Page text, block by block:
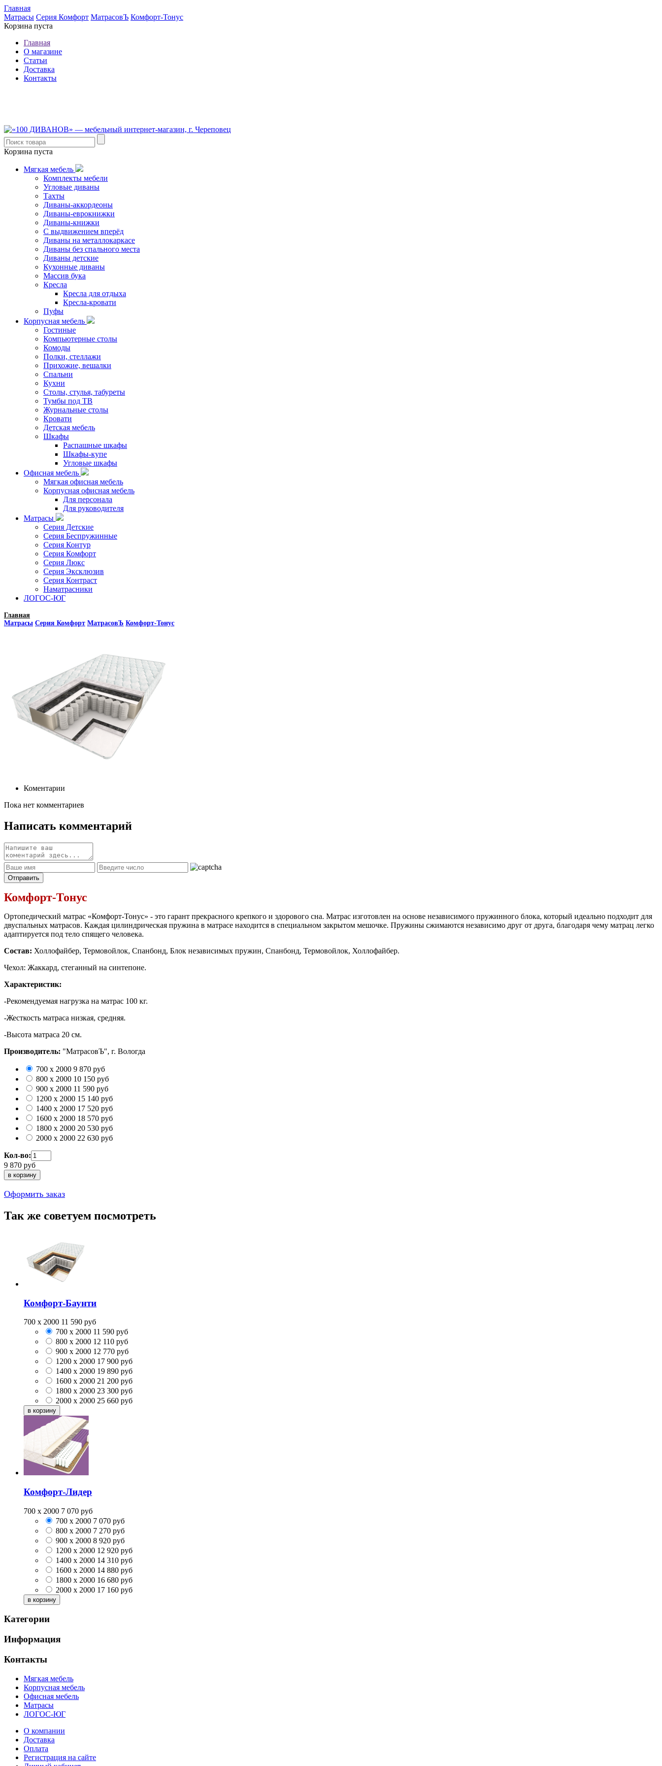
Главная
Матрасы Серия Комфорт МатрасовЪ Комфорт-Тонус
Корзина пуста
Главная
О магазине
Статьи
Доставка
Контакты
Корзина пуста
Мягкая мебель
Комплекты мебели
Угловые диваны
Тахты
Диваны-аккордеоны
Диваны-еврокнижки
Диваны-книжки
С выдвижением вперёд
Диваны на металлокаркасе
Диваны без спального места
Диваны детские
Кухонные диваны
Массив бука
Кресла
Кресла для отдыха
Кресла-кровати
Пуфы
Корпусная мебель
Гостиные
Компьютерные столы
Комоды
Полки, стеллажи
Прихожие, вешалки
Спальни
Кухни
Столы, стулья, табуреты
Тумбы под ТВ
Журнальные столы
Кровати
Детская мебель
Шкафы
Распашные шкафы
Шкафы-купе
Угловые шкафы
Офисная мебель
Мягкая офисная мебель
Корпусная офисная мебель
Для персонала
Для руководителя
Матрасы
Серия Детские
Серия Беспружинные
Серия Контур
Серия Комфорт
Серия Люкс
Серия Эксклюзив
Серия Контраст
Наматрасники
ЛОГОС-ЮГ
Главная
Матрасы Серия Комфорт МатрасовЪ Комфорт-Тонус
Коментарии
Пока нет комментариев
Написать комментарий
Комфорт-Тонус
Ортопедический матрас «Комфорт-Тонус» - это гарант прекрасного крепкого и здорового сна. Матрас изготовлен на основе независимого пружинного блока, который идеально подходит для
двуспальных матрасов. Каждая цилиндрическая пружина в матрасе находится в специальном закрытом мешочке. Пружины сжимаются независимо друг от друга, благодаря чему матрац легко
адаптируется под тело спящего человека.
Состав: Холлофайбер, Термовойлок, Спанбонд, Блок независимых пружин, Спанбонд, Термовойлок, Холлофайбер.
Чехол: Жаккард, стеганный на синтепоне.
Характеристик:
-Рекомендуемая нагрузка на матрас 100 кг.
-Жесткость матраса низкая, средняя.
-Высота матраса 20 см.
Производитель: "МатрасовЪ", г. Вологда
700 x 2000 9 870 руб
800 x 2000 10 150 руб
900 x 2000 11 590 руб
1200 x 2000 15 140 руб
1400 x 2000 17 520 руб
1600 x 2000 18 570 руб
1800 x 2000 20 530 руб
2000 x 2000 22 630 руб
Кол-во:
9 870 руб
Оформить заказ
Так же советуем посмотреть
Комфорт-Баунти
700 x 2000 11 590 руб
700 x 2000 11 590 руб
800 x 2000 12 110 руб
900 x 2000 12 770 руб
1200 x 2000 17 900 руб
1400 x 2000 19 890 руб
1600 x 2000 21 200 руб
1800 x 2000 23 300 руб
2000 x 2000 25 660 руб
Комфорт-Лидер
700 x 2000 7 070 руб
700 x 2000 7 070 руб
800 x 2000 7 270 руб
900 x 2000 8 920 руб
1200 x 2000 12 920 руб
1400 x 2000 14 310 руб
1600 x 2000 14 880 руб
1800 x 2000 16 680 руб
2000 x 2000 17 160 руб
Категории
Информация
Контакты
Мягкая мебель
Корпусная мебель
Офисная мебель
Матрасы
ЛОГОС-ЮГ
О компании
Доставка
Оплата
Регистрация на сайте